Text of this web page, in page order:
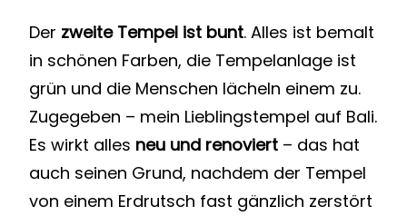
Der zweite Tempel ist bunt. Alles ist bemalt
in schönen Farben, die Tempelanlage ist
grün und die Menschen lächeln einem zu.
Zugegeben – mein Lieblingstempel auf Bali.
Es wirkt alles neu und renoviert – das hat
auch seinen Grund, nachdem der Tempel
von einem Erdrutsch fast gänzlich zerstört